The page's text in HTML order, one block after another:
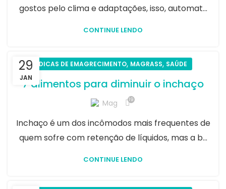
gostos pelo clima e adaptações, isso, automat...
CONTINUE LENDO
29
JAN
DICAS DE EMAGRECIMENTO, MAGRASS, SAÚDE
7 alimentos para diminuir o inchaço
Mag 19
Inchaço é um dos incômodos mais frequentes de
quem sofre com retenção de líquidos, mas a b...
CONTINUE LENDO